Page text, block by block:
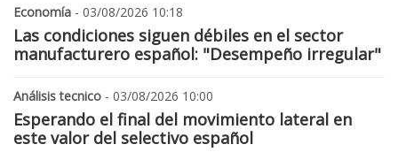
Economía - 03/08/2026 10:18
Las condiciones siguen débiles en el sector
manufacturero español: "Desempeño irregular"
Análisis tecnico - 03/08/2026 10:00
Esperando el final del movimiento lateral en
este valor del selectivo español